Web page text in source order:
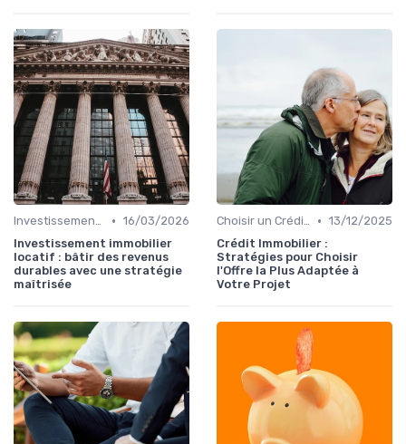
Investissement Immobilier • 16/03/2026
Investissement immobilier
locatif : bâtir des revenus
durables avec une stratégie
maîtrisée
Choisir un Crédit Immobilier • 13/12/2025
Crédit Immobilier :
Stratégies pour Choisir
l'Offre la Plus Adaptée à
Votre Projet